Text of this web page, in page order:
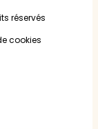
réservés
cookies